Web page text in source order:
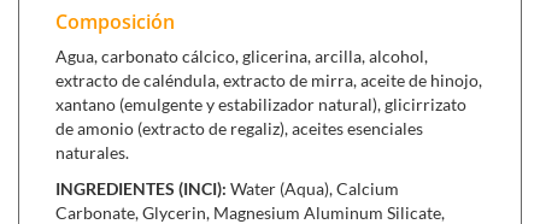
Eficacia auténticamente natural
Enteramente natural,esta gama ofrece un cuidado integral
de los dientes y encías.Los dentífricos aseguran una
limpieza en profundidad sin dañar el esmalte de los dientes y
proporcionan así una protección eficaz contra las caries.
A base de plantas medicinales y otras sustancias
seleccionadas, Weleda ha elaborado un concepto integral
Composición
Agua, carbonato cálcico, glicerina, arcilla, alcohol,
extracto de caléndula, extracto de mirra, aceite de hinojo,
xantano (emulgente y estabilizador natural), glicirrizato
de amonio (extracto de regaliz), aceites esenciales
naturales.
INGREDIENTES (INCI): Water (Aqua), Calcium
Carbonate, Glycerin, Magnesium Aluminum Silicate,